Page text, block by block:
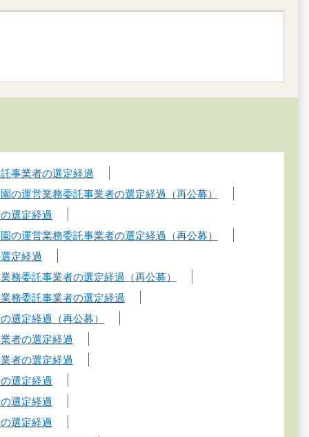
事業者の選定経過
の運営業務委託事業者の選定経過（再公募）
選定経過
の運営業務委託事業者の選定経過（再公募）
定経過
務委託事業者の選定経過（再公募）
務委託事業者の選定経過
選定経過（再公募）
者の選定経過
者の選定経過
選定経過
選定経過
選定経過